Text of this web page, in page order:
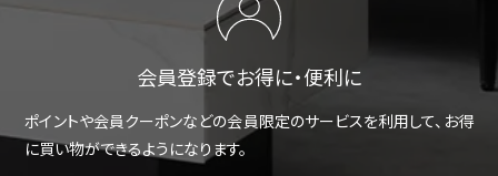
会員登録でお得に・便利に
ポイントや会員クーポンなどの会員限定のサービスを利用して、お得
に買い物ができるようになります。